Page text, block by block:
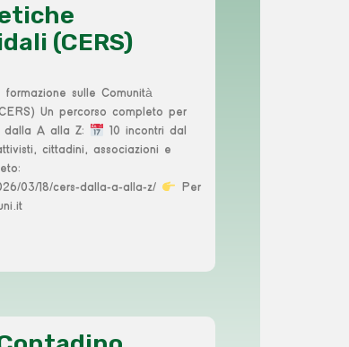
(CERS)
sulle Comunità
Un percorso completo per
dalla A alla Z:
10 incontri dal
cittadini, associazioni e
03/18/cers-dalla-a-alla-z/
Per